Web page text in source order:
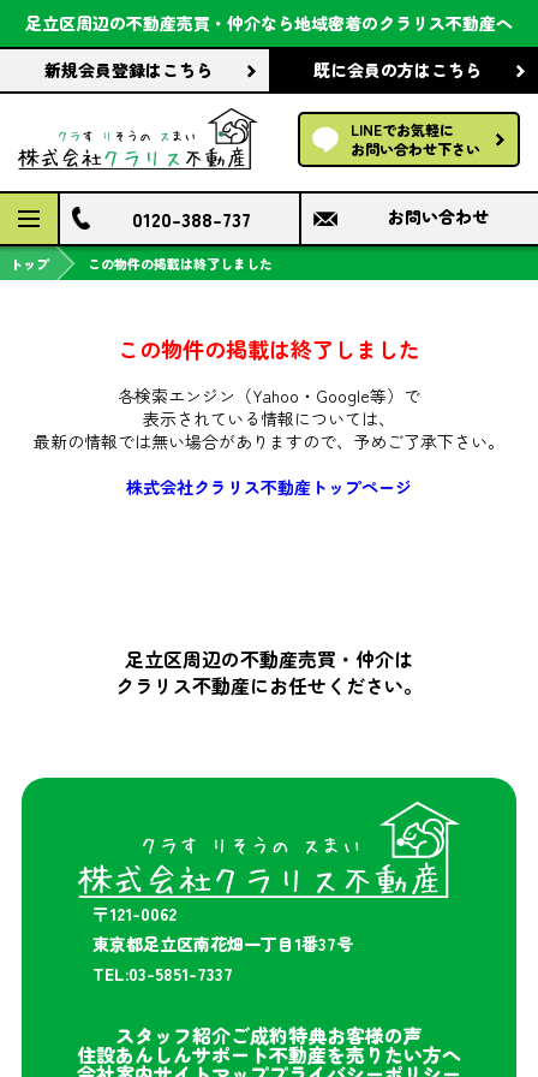
足立区周辺の不動産売買・仲介なら地域密着のクラリス不動産へ
新規会員登録はこちら 既に会員の方はこちら
LINEでお気軽に
お問い合わせ下さい
会社案内
前回の履歴で探す
保存した条件で探す
検討中の物件
0120-388-737 お問い合わせ
トップ この物件の掲載は終了しました
この物件の掲載は終了しました
各検索エンジン（Yahoo・Google等）で
表示されている情報については、
最新の情報では無い場合がありますので、 予めご了承下さい。
株式会社クラリス不動産トップページ
足立区周辺の不動産売買・仲介は
クラリス不動産にお任せください。
〒121-0062
東京都足立区南花畑一丁目1番37号
TEL:03-5851-7337
スタッフ紹介ご成約特典お客様の声
住設あんしんサポート不動産を売りたい方へ